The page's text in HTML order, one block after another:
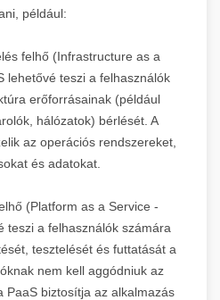
például:
felhő (Infrastructure as a
lehetővé teszi a felhasználók
erőforrásainak (például
hálózatok) bérlését. A
az operációs rendszereket,
és adatokat.
(Platform as a Service -
teszi a felhasználók számára
tesztelését és futtatását a
nem kell aggódniuk az
PaaS biztosítja az alkalmazás